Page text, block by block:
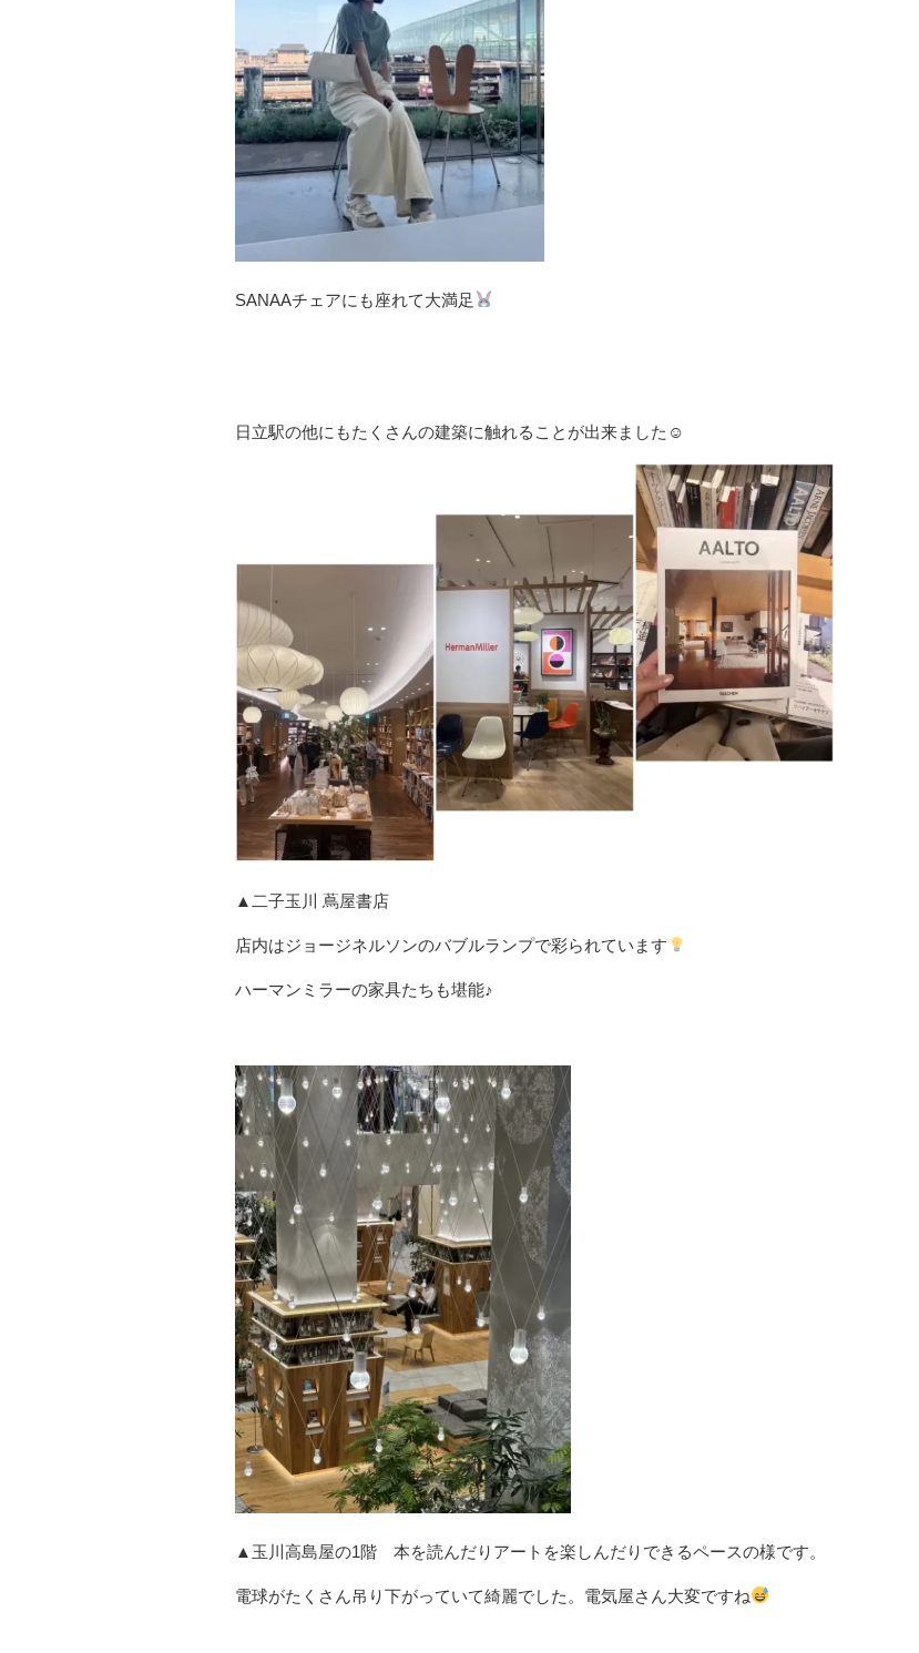
SANAAチェアにも座れて大満足
日立駅の他にもたくさんの建築に触れることが出来ました☺
▲二子玉川 蔦屋書店
店内はジョージネルソンのバブルランプで彩られています
ハーマンミラーの家具たちも堪能♪
▲玉川高島屋の1階 本を読んだりアートを楽しんだりできるペースの様です。
電球がたくさん吊り下がっていて綺麗でした。電気屋さん大変ですね